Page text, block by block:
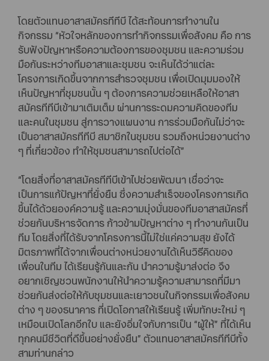
โดยตัวแทนอาสาสมัครทีทีบี ได้สะท้อนการทำงานใน
กิจกรรม “หัวใจหลักของการทำกิจกรรมเพื่อสังคม คือ การ
รับฟังปัญหาหรือความต้องการของชุมชน และความร่วม
มือกันระหว่างทีมอาสาและชุมชน จะเห็นได้ว่าแต่ละ
โครงการเกิดขึ้นจากการสำรวจชุมชน เพื่อเปิดมุมมองให้
เห็นปัญหาที่ชุมชนนั้น ๆ ต้องการความช่วยเหลือให้อาสา
สมัครทีทีบีเข้ามาเติมเต็ม ผ่านการระดมความคิดของทีม
และคนในชุมชน สู่การวางแผนงาน การร่วมมือกันไม่ว่าจะ
เป็นอาสาสมัครทีทีบี สมาชิกในชุมชน รวมถึงหน่วยงานต่าง
ๆ ที่เกี่ยวข้อง ทำให้ชุมชนสามารถไปต่อได้”
“โดยสิ่งที่อาสาสมัครทีทีบีเข้าไปช่วยพัฒนา เชื่อว่าจะ
เป็นการแก้ปัญหาที่ยั่งยืน ซึ่งความสำเร็จของโครงการเกิด
ขึ้นได้ด้วยองค์ความรู้ และความมุ่งมั่นของทีมอาสาสมัครที่
ช่วยกันบริหารจัดการ ก้าวข้ามปัญหาต่าง ๆ ทำงานกันเป็น
ทีม โดยสิ่งที่ได้รับจากโครงการนี้ไม่ใช่แค่ความสุข ยังได้
มิตรภาพที่ได้จากเพื่อนต่างหน่วยงานได้เห็นวิธีคิดของ
เพื่อนในทีม ได้เรียนรู้กันและกัน นำความรู้มาส่งต่อ จึง
อยากเชิญชวนพนักงานให้นำความรู้ความสามารถที่มีมา
ช่วยกันส่งต่อให้กับชุมชนและเยาวชนในกิจกรรมเพื่อสังคม
ต่าง ๆ ของธนาคาร ที่เปิดโอกาสให้เรียนรู้ เพิ่มทักษะใหม่ ๆ
เหมือนเปิดโลกอีกใบ และยังอิ่มใจกับการเป็น “ผู้ให้” ที่ได้เห็น
ทุกคนมีชีวิตที่ดีขึ้นอย่างยั่งยืน” ตัวแทนอาสาสมัครทีทีบีทั้ง
สามท่านกล่าว